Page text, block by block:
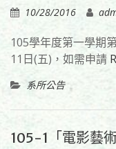
10/28/2016
105學年度第一學期
11日(五)，如需申請
系所公告
105-1「電影藝